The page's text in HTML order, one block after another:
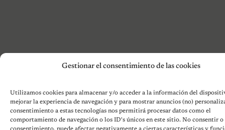
Gestionar el consentimiento de las cookies
Utilizamos cookies para almacenar y/o acceder a la información del
mejorar la experiencia de navegación y para mostrar anuncios (no)
consentimiento a estas tecnologías nos permitirá procesar datos como el
comportamiento de navegación o los ID's únicos en este sitio. No consentir